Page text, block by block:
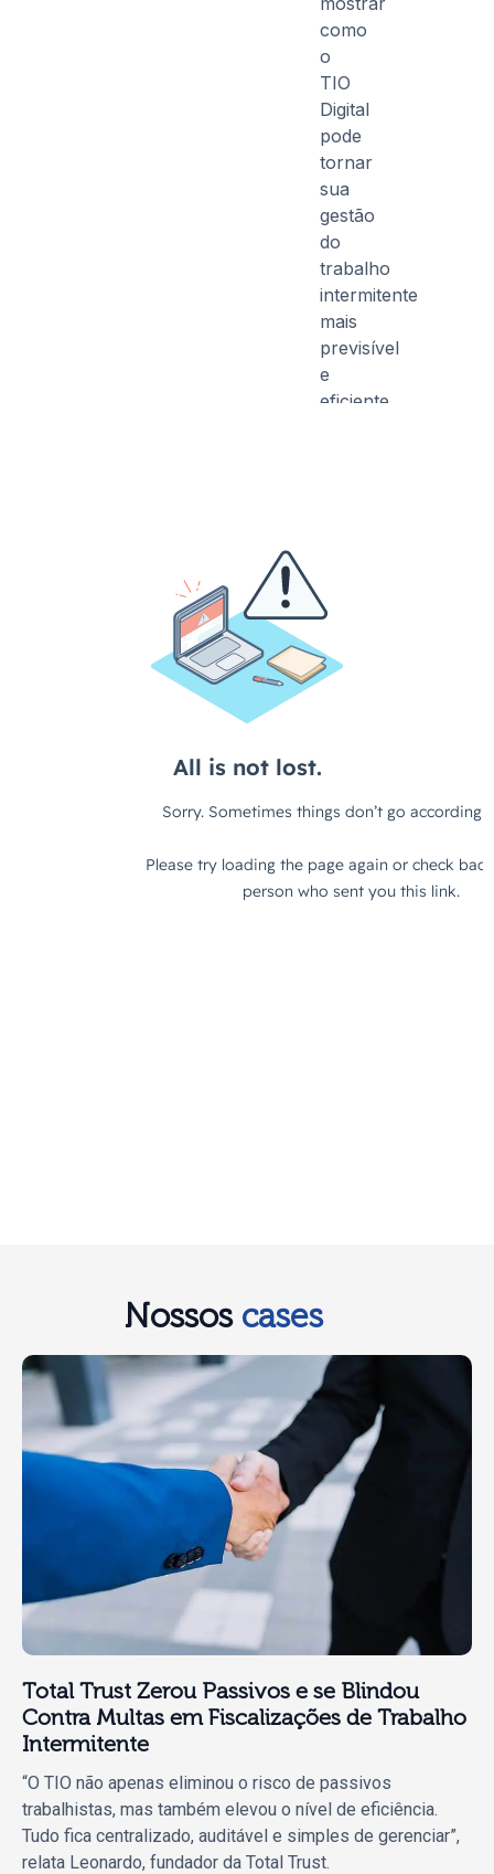
como
o
TIO
Digital
pode
tornar
sua
gestão
do
trabalho
intermitente
mais
previsível
e
eficiente.
Nossos cases
Total Trust Zerou Passivos e se Blindou
Contra Multas em Fiscalizações de Trabalho
Intermitente
“O TIO não apenas eliminou o risco de passivos
trabalhistas, mas também elevou o nível de eficiência.
Tudo fica centralizado, auditável e simples de gerenciar”,
relata Leonardo, fundador da Total Trust.